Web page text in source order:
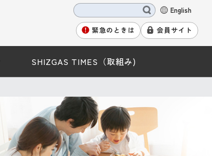
English
緊急のときは 会員サイト
SHIZGAS TIMES（取組み)